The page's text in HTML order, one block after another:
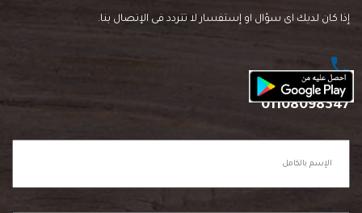
إذا كان لديك اى سؤال او إستفسار لا تتردد فى الإتصال بنا.
01108098347